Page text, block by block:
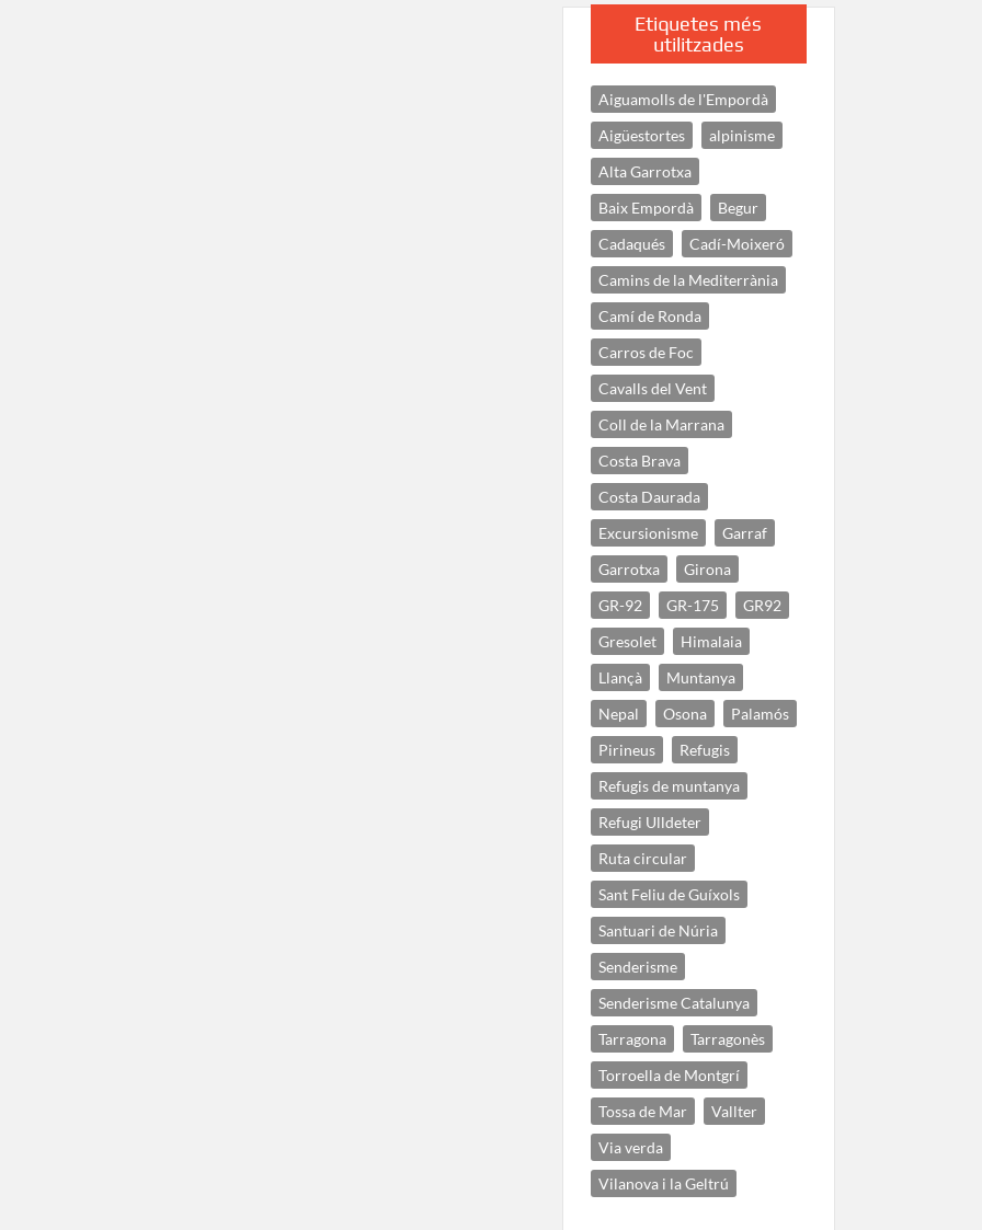
Etiquetes més
utilitzades
Aiguamolls de l'Empordà
Aigüestortes
alpinisme
Alta Garrotxa
Baix Empordà
Begur
Cadaqués
Cadí-Moixeró
Camins de la Mediterrània
Camí de Ronda
Carros de Foc
Cavalls del Vent
Coll de la Marrana
Costa Brava
Costa Daurada
Excursionisme
Garraf
Garrotxa
Girona
GR-92
GR-175
GR92
Gresolet
Himalaia
Llançà
Muntanya
Nepal
Osona
Palamós
Pirineus
Refugis
Refugis de muntanya
Refugi Ulldeter
Ruta circular
Sant Feliu de Guíxols
Santuari de Núria
Senderisme
Senderisme Catalunya
Tarragona
Tarragonès
Torroella de Montgrí
Tossa de Mar
Vallter
Via verda
Vilanova i la Geltrú